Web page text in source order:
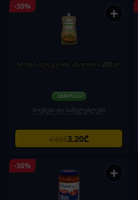
-30% +
სოუსი ბურგერის ასტორია 200გრ
სოუსები და სანელებლები
4.60₾3.20₾
-30% +